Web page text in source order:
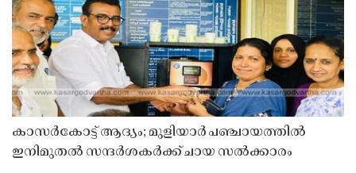
കാസർകോട്ട് ആദ്യം; മുളിയാർ പഞ്ചായത്തിൽ
ഇനിമുതൽ സന്ദർശകർക്ക് ചായ സൽക്കാരം